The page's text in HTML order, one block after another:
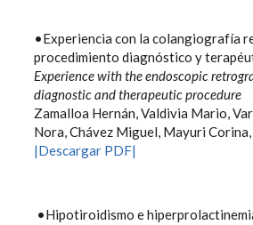
•Experiencia con la colangiografía
procedimiento diagnóstico y
Experience with the endoscopic
diagnostic and therapeutic procedure
Zamalloa Hernán, Valdivia Mario,
Nora, Chávez Miguel, Mayuri
|Descargar PDF|
•Hipotiroidismo e